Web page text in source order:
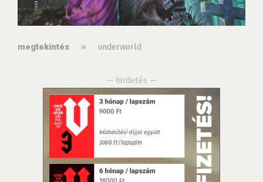
megtekintés » underworld
— hirdetés —